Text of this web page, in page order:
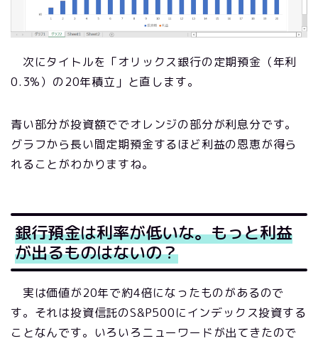
次にタイトルを「オリックス銀行の定期預金（年利
0.3%）の20年積立」と直します。
青い部分が投資額ででオレンジの部分が利息分です。
グラフから長い間定期預金するほど利益の恩恵が得ら
れることがわかりますね。
銀行預金は利率が低いな。もっと利益
が出るものはないの？
実は価値が20年で約4倍になったものがあるので
す。それは投資信託のS&P500にインデックス投資する
ことなんです。いろいろニューワードが出てきたので